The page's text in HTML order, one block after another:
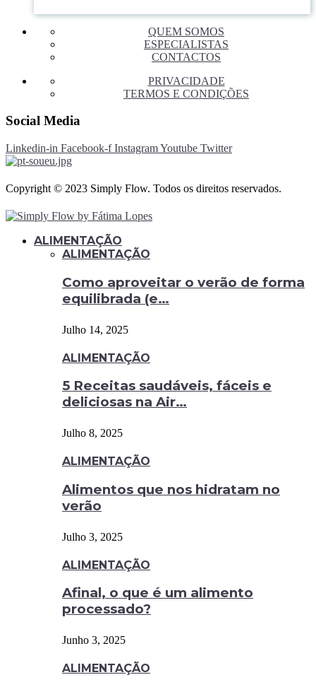
QUEM SOMOS
ESPECIALISTAS
CONTACTOS
PRIVACIDADE
TERMOS E CONDIÇÕES
Social Media
Linkedin-in Facebook-f InstagramYoutube Twitter
Copyright © 2023 Simply Flow. Todos os direitos reservados.
ALIMENTAÇÃO
ALIMENTAÇÃO
Como aproveitar o verão de forma
equilibrada (e…
Julho 14, 2025
ALIMENTAÇÃO
5 Receitas saudáveis, fáceis e
deliciosas na Air…
Julho 8, 2025
ALIMENTAÇÃO
Alimentos que nos hidratam no
verão
Julho 3, 2025
ALIMENTAÇÃO
Afinal, o que é um alimento
processado?
Junho 3, 2025
ALIMENTAÇÃO